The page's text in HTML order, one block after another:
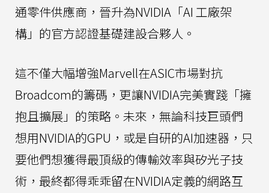
通零件供應商，晉升為NVIDIA「AI 工廠架
構」的官方認證基礎建設合夥人。
這不僅大幅增強Marvell在ASIC市場對抗
Broadcom的籌碼，更讓NVIDIA完美實踐「擁
抱且擴展」的策略。未來，無論科技巨頭們
想用NVIDIA的GPU，或是自研的AI加速器，只
要他們想獲得最頂級的傳輸效率與矽光子技
術，最終都得乖乖留在NVIDIA定義的網路互